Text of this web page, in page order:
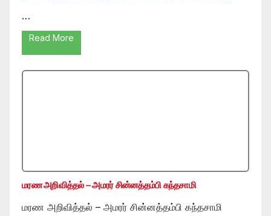
…
Read More
மரண அறிவித்தல் – அமரர் சின்னத்தம்பி கந்தசாமி
மரண அறிவித்தல் – அமரர் சின்னத்தம்பி கந்தசாமி